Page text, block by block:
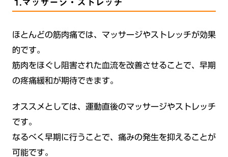
1.マッサージ・ストレッチ
ほとんどの筋肉痛では、マッサージやストレッチが効果
的です。
筋肉をほぐし阻害された血流を改善させることで、早期
の疼痛緩和が期待できます。
オススメとしては、運動直後のマッサージやストレッチ
です。
なるべく早期に行うことで、痛みの発生を抑えることが
可能です。